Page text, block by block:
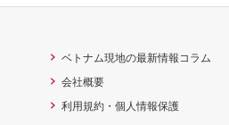
ベトナム現地の最新情報コラム
会社概要
利用規約・個人情報保護